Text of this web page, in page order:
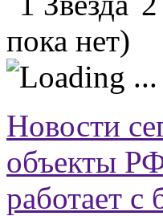
пока нет)
Новости
объекты
работает